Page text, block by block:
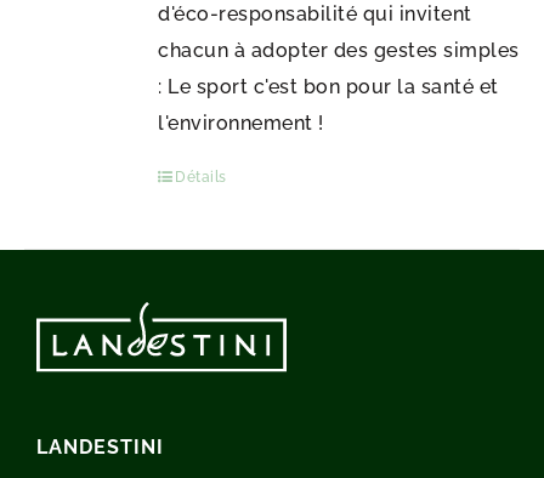
d'éco-responsabilité qui invitent
chacun à adopter des gestes simples
: Le sport c'est bon pour la santé et
l'environnement !
Détails
LANDESTINI